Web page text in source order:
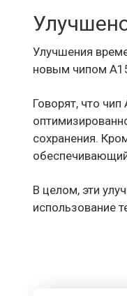
Улучшения
новым чипом
Говорят, что
сохранения.
В целом, эти
использование